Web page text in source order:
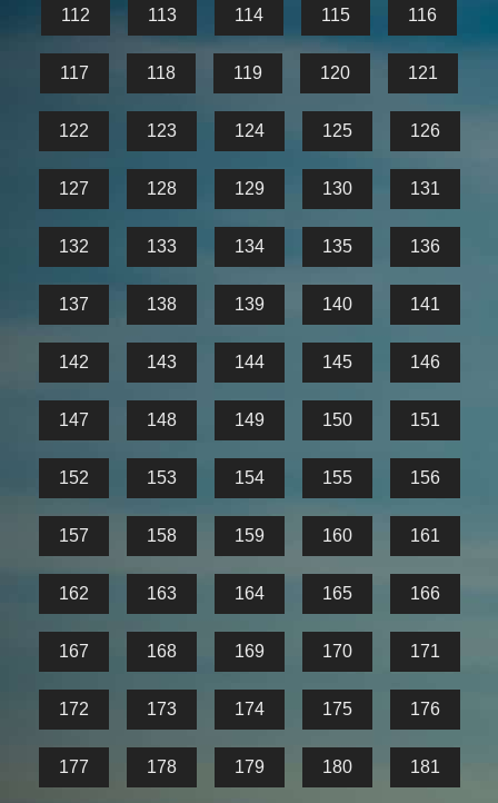
112 113 114 115 116
117 118 119 120 121
122 123 124 125 126
127 128 129 130 131
132 133 134 135 136
137 138 139 140 141
142 143 144 145 146
147 148 149 150 151
152 153 154 155 156
157 158 159 160 161
162 163 164 165 166
167 168 169 170 171
172 173 174 175 176
177 178 179 180 181